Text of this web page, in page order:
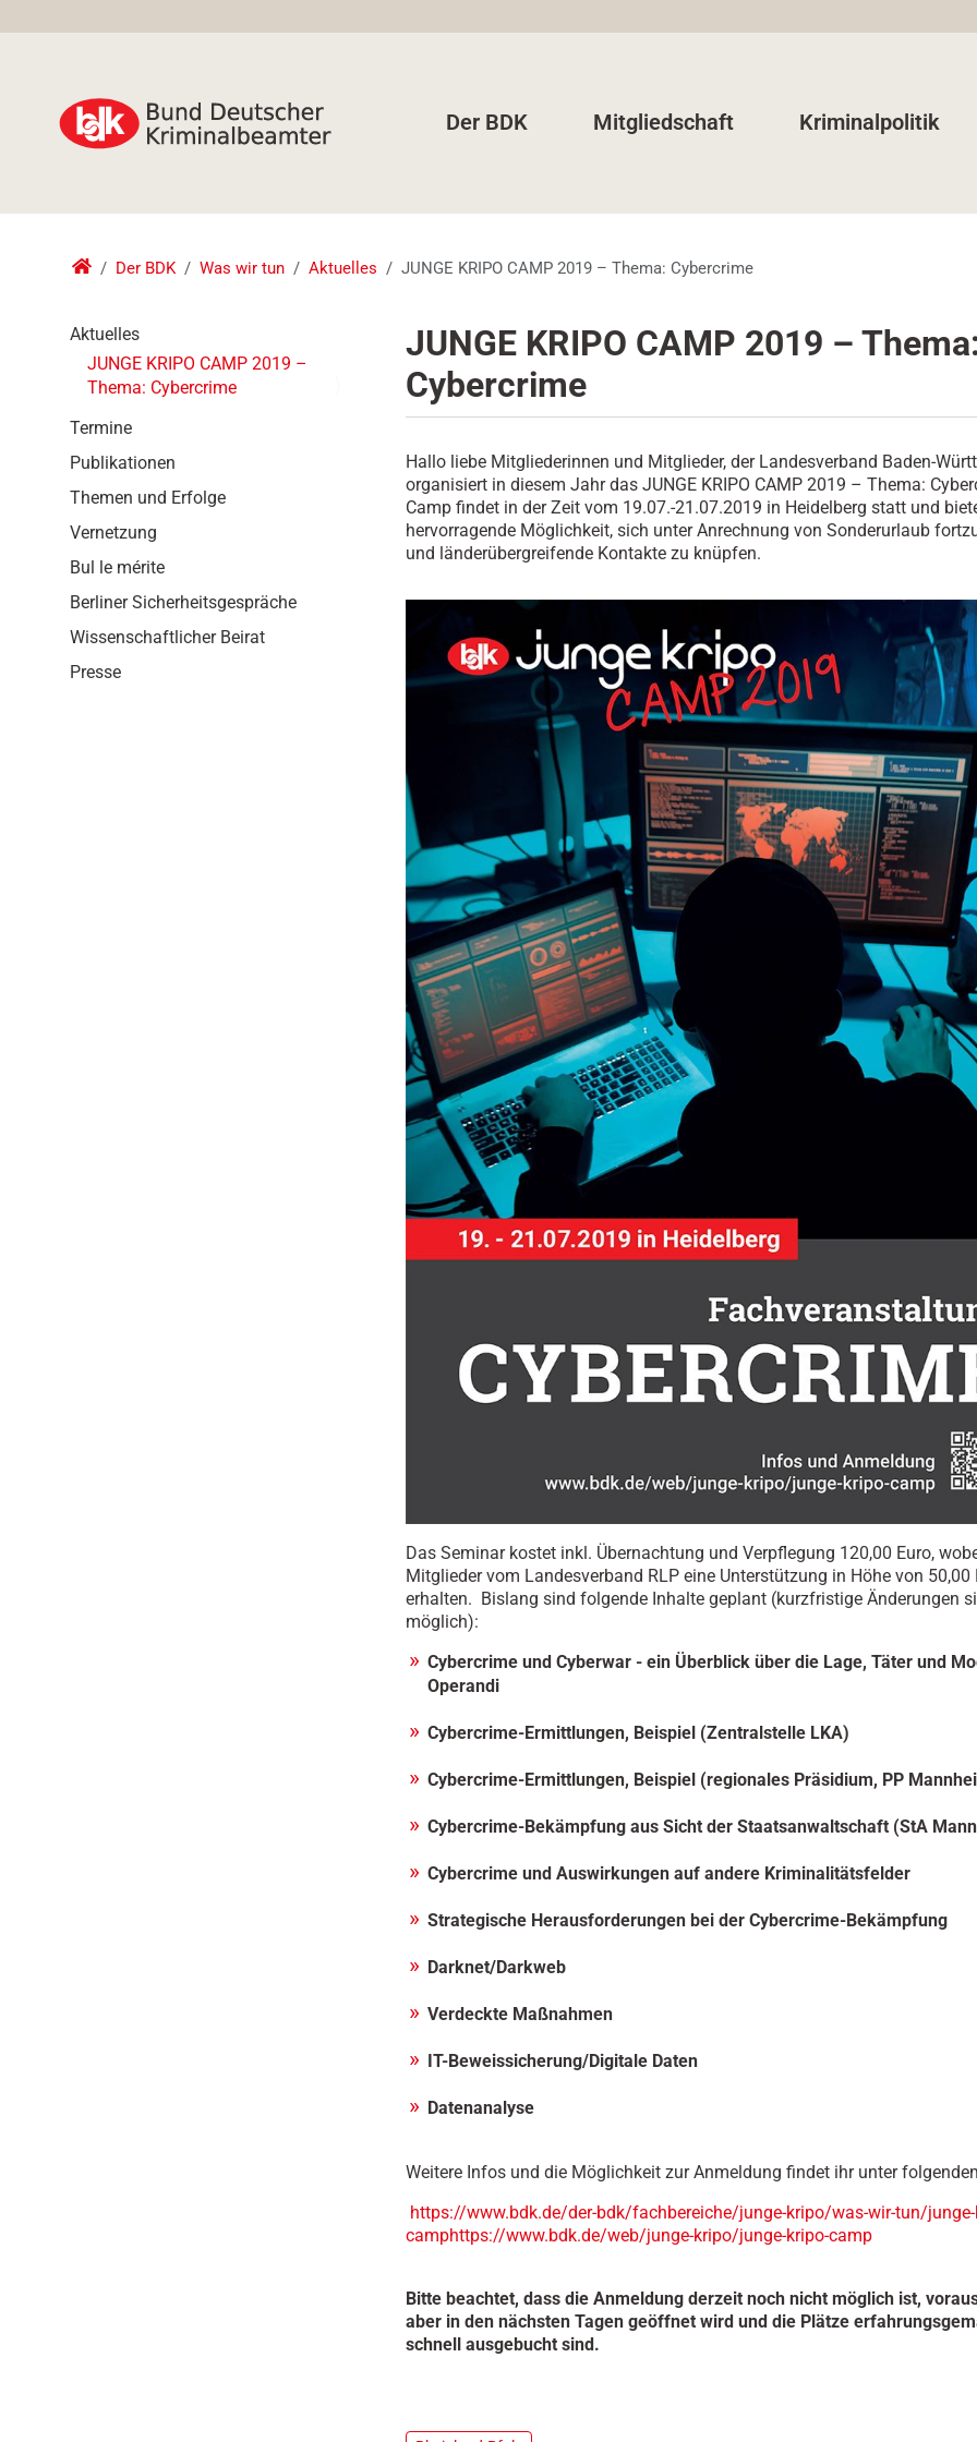
Der BDK Mitgliedschaft Kriminalpolitik
Der BDK Was wir tun Aktuelles JUNGE KRIPO CAMP 2019 – Thema: Cybercrime
JUNGE KRIPO CAMP 2019 –
Cybercrime
Hallo liebe Mitgliederinnen und Mitglieder, der Landesverband Baden-
organisiert in diesem Jahr das JUNGE KRIPO CAMP 2019 – Thema:
Camp findet in der Zeit vom 19.07.-21.07.2019 in Heidelberg statt und
hervorragende Möglichkeit, sich unter Anrechnung von Sonderurlaub
und länderübergreifende Kontakte zu knüpfen.
Das Seminar kostet inkl. Übernachtung und Verpflegung 120,00 Euro,
Mitglieder vom Landesverband RLP eine Unterstützung in Höhe von 50,00
erhalten. Bislang sind folgende Inhalte geplant (kurzfristige Änderungen
möglich):
Cybercrime und Cyberwar - ein Überblick über die Lage, Täter und
Operandi
Cybercrime-Ermittlungen, Beispiel (Zentralstelle LKA)
Cybercrime-Ermittlungen, Beispiel (regionales Präsidium, PP
Cybercrime-Bekämpfung aus Sicht der Staatsanwaltschaft (StA
Cybercrime und Auswirkungen auf andere Kriminalitätsfelder
Strategische Herausforderungen bei der Cybercrime-Bekämpfung
Darknet/Darkweb
Verdeckte Maßnahmen
IT-Beweissicherung/Digitale Daten
Datenanalyse
Weitere Infos und die Möglichkeit zur Anmeldung findet ihr unter
https://www.bdk.de/der-bdk/fachbereiche/junge-kripo/was-wir-tun/
camphttps://www.bdk.de/web/junge-kripo/junge-kripo-camp
Bitte beachtet, dass die Anmeldung derzeit noch nicht möglich ist,
aber in den nächsten Tagen geöffnet wird und die Plätze
schnell ausgebucht sind.
Aktuelles
JUNGE KRIPO CAMP 2019 –
Thema: Cybercrime
Termine
Publikationen
Themen und Erfolge
Vernetzung
Bul le mérite
Berliner Sicherheitsgespräche
Wissenschaftlicher Beirat
Presse